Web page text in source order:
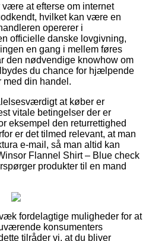
at efterse om internet
hvilket kan være en
opererer i
officielle danske lovgivning,
en gang i mellem føres
den nødvendige knowhow om
du chance for hjælpende
din handel.
at køber er
vitale betingelser der er
eksempel den returrettighed
er det tilmed relevant, at man
e-mail, så man altid kan
Flannel Shirt – Blue check
produkter til en mand
fordelagtige muligheder for at
konsumenters
tilråder vi, at du bliver